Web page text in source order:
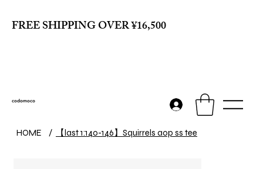
FREE SHIPPING OVER ¥16,500
codomoco
HOME / 【last 1:140-146】Squirrels aop ss tee